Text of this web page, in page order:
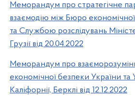
Меморандум про стратегічне
взаємодію між Бюро
та Службою розслідувань
Грузії від 20.04.2022
Меморандум про
економічної безпеки України та
Каліфорнії, Берклі від 12.12.2022